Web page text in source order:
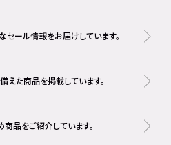
セール情報をお届けしています。
えた商品を掲載しています。
品をご紹介しています。